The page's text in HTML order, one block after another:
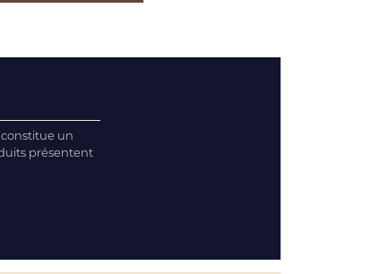
constitue un
présentent